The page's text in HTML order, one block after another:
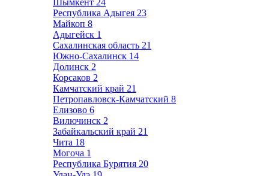
Шымкент 24
Республика Адыгея 23
Майкоп 8
Адыгейск 1
Сахалинская область 21
Южно-Сахалинск 14
Долинск 2
Корсаков 2
Камчатский край 21
Петропавловск-Камчатский 8
Елизово 6
Вилючинск 2
Забайкальский край 21
Чита 18
Могоча 1
Республика Бурятия 20